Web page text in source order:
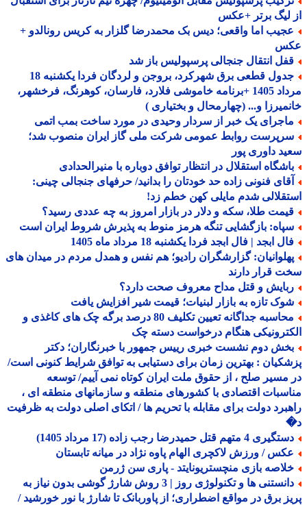
لیگ برتر +عکس
اما واقعی؛ دیس بک محمدرضا گلزار به کریس رونالدو +
انتقال جنجالی پرسپولیس باز شد
جدول قطعی برق شهرکرد، بروجن و لردگان فردا یکشنبه 18
مرداد 1405 +برنامه خاموشی فلارد، فارسان، کوهرنگ، فرخشهر،
و... (چهارمحال و بختیاری )
یک خبر از سردار وحیدی در مورد ساخت بمب اتمی
روابط عمومی شرکت ملی گاز ایران منصوب شد؛
داوری پور
استقلال در انتظار توافق دوباره با منیرالحدادی
فنونی زاده حد خودتان را بدانید/ حرفهای جنجالی چینی:
شدم مایلی کهن خطم زد!
طلا، سکه و دلار در بازار امروز به چه عددی رسید؟
بازگشایی تنگه هرمز منوط به پذیرش شروط ایران است
ابجد | فال ابجد فردا یکشنبه 18 مرداد ماه 1405
گزارشگران رادیو؛ هم نفس و همدل مردم در میدان های
قرار دارند
و قتل مداح معروف صحت دارد؟
تازه به بازار لبنیات؛ قیمت شیر افزایش یافت
محاسبه جداگانه تعیین تکلیف 80 درصد برگه چک های کاغذی و
هنگام درخواست دسته چک
دوم نشست خبری رییس جمهور با خبرنگاران؛ دکتر
: بهترین زمان برای دستیابی به توافق شرایط کنونی است/
مسیر صلح ، از حقوق ملت ایران کوتاه نمی آییم/ توسعه
اقتصادی با کشورهای منطقه و سازمانهای منطقه ای ،
دولت برای مقابله با تحریم ها / اتکای اصلی دولت به ظرفیت
4 متهم قتل حمیدرضا رجب زاده (17 مرداد 1405)
/ ورزش لاکچری الهام پاوه نژاد در میانه تابستان
بازی منچستریونایتد - پاری سن ژرمن
دانستنی ها و تکنولوژی روز | 3 روش شارژ گوشی بدون نیاز به
برق در مواقع اضطراری؛ از پاوربانک تا شارژ با نور خورشید /